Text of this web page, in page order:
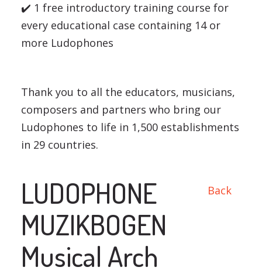
✔️ 1 free introductory training course for
every educational case containing 14 or
more Ludophones
Thank you to all the educators, musicians,
composers and partners who bring our
Ludophones to life in 1,500 establishments
in 29 countries.
Back
LUDOPHONE
MUZIKBOGEN
Musical Arch